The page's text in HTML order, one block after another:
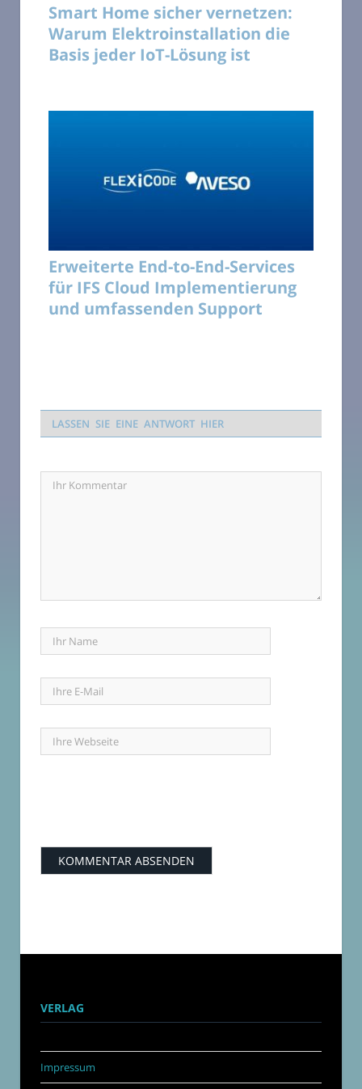
Smart Home sicher vernetzen:
Warum Elektroinstallation die
Basis jeder IoT-Lösung ist
Erweiterte End-to-End-Services
für IFS Cloud Implementierung
und umfassenden Support
LASSEN SIE EINE ANTWORT HIER
VERLAG
Impressum